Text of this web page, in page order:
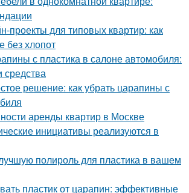
проекты для типовых квартир: как
без хлопот
с пластика в салоне автомобиля:
решение: как убрать царапины с
аренды квартир в Москве
инициативы реализуются в
полироль для пластика в вашем
пластик от царапин: эффективные